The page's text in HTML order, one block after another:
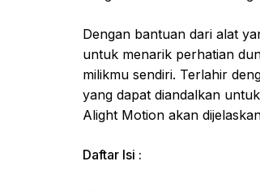
Dengan bantuan dari alat
untuk menarik perhatian
milikmu sendiri. Terlahir
yang dapat diandalkan
Alight Motion akan
Daftar Isi :